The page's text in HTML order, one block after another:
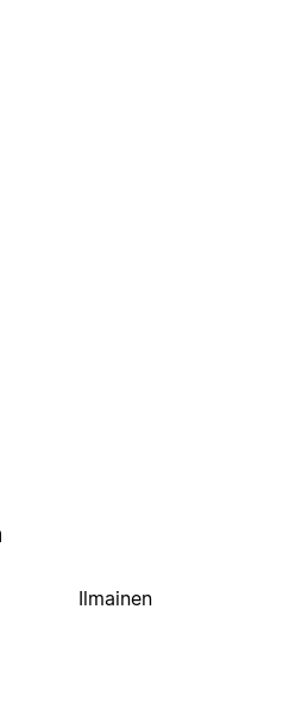
Ilmainen